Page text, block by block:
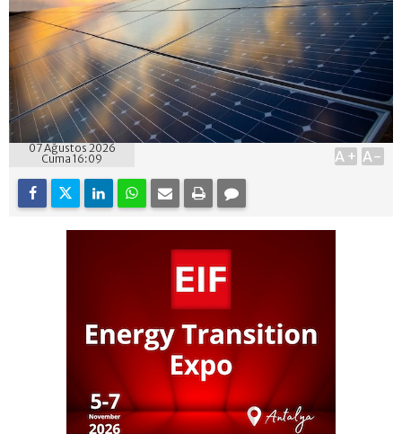
07 Ağustos 2026
Cuma 16:09
A+ A-